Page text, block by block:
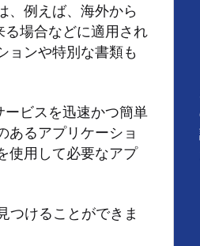
、例えば、海外から
場合などに適用され
ョンや特別な書類も
ビスを迅速かつ簡単
あるアプリケーショ
使用して必要なアプ
つけることができま